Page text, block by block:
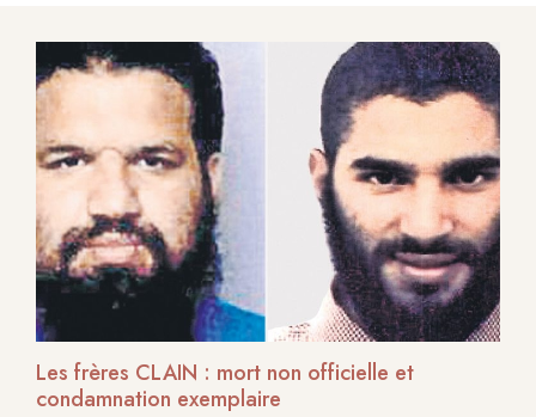
Les frères CLAIN : mort non officielle et
condamnation exemplaire